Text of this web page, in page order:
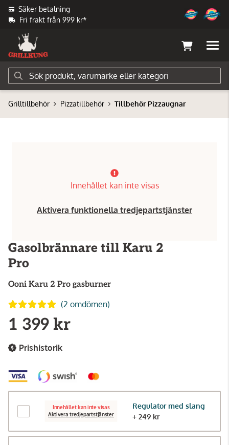
Säker betalning
Fri frakt från 999 kr*
Grilltillbehör Pizzatillbehör Tillbehör Pizzaugnar
Innehållet kan inte visas
Aktivera funktionella tredjepartstjänster
Gasolbrännare till Karu 2
Pro
Ooni Karu 2 Pro gasburner
(2 omdömen)
1 399 kr
Prishistorik
Innehållet kan inte visas
Aktivera tredjepartstjänster
Regulator med slang
+ 249 kr